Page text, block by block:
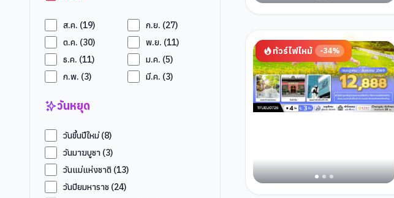
ส.ค. (19) ก.ย. (27)
ต.ค. (30) พ.ย. (11)
ธ.ค. (11) ม.ค. (5)
ก.พ. (3) มี.ค. (3)
วันหยุด
วันขึ้นปีใหม่(8)
วันมาฆบูชา (3)
วันแม่แห่งชาติ (13)
วันปิยมหาราช (24)
ทัวร์ไฟไหม้ -34%